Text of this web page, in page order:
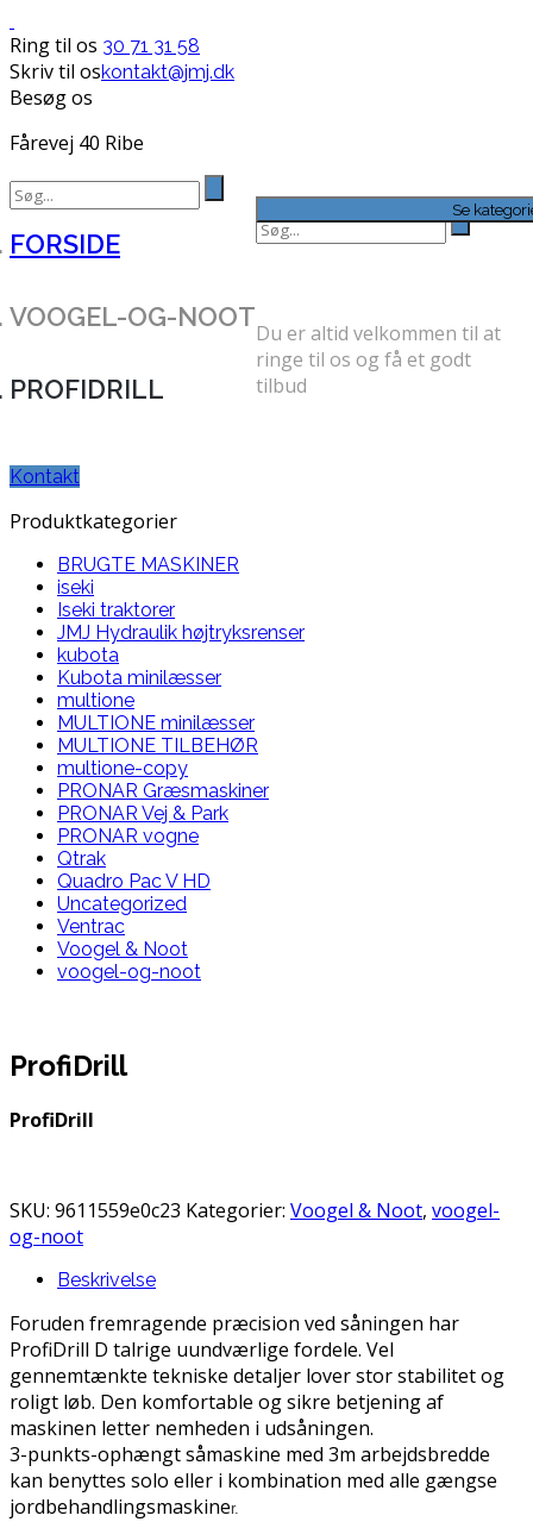
Ring til os 30 71 31 58
Skriv til oskontakt@jmj.dk
Besøg os
Fårevej 40 Ribe
Search
for:
FORSIDE
VOOGEL-OG-NOOT
PROFIDRILL
Se
Search
for:
Du er altid velkommen til at
ringe til os og få et godt
tilbud
Kontakt
Produktkategorier
BRUGTE MASKINER
iseki
Iseki traktorer
JMJ Hydraulik højtryksrenser
kubota
Kubota minilæsser
multione
MULTIONE minilæsser
MULTIONE TILBEHØR
multione-copy
PRONAR Græsmaskiner
PRONAR Vej & Park
PRONAR vogne
Qtrak
Quadro Pac V HD
Uncategorized
Ventrac
Voogel & Noot
voogel-og-noot
ProfiDrill
ProfiDrill
SKU: 9611559e0c23 Kategorier: Voogel & Noot, voogel-
og-noot
Beskrivelse
Foruden fremragende præcision ved såningen har
ProfiDrill D talrige uundværlige fordele. Vel
gennemtænkte tekniske detaljer lover stor stabilitet og
roligt løb. Den komfortable og sikre betjening af
maskinen letter nemheden i udsåningen.
3-punkts-ophængt såmaskine med 3m arbejdsbredde
kan benyttes solo eller i kombination med alle gængse
jordbehandlingsmaskiner.